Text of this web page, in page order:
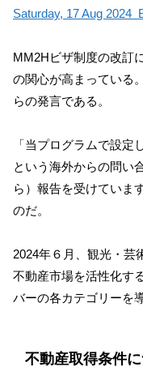
Saturday, 17 Aug 2024
MM2Hビザ制度の改訂
の関心が高まっている
らの発言である。
「当プログラムで設
という海外からの問い
ら）報告を受けていま
のだ。
2024年６月、観光・芸
不動産市場を活性化す
バーの各カテゴリーを
不動産取得条件